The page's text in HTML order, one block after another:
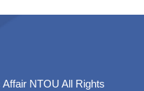
NTOU All Rights